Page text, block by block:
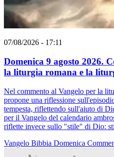
07/08/2026 - 17:11
Domenica 9 agosto 2026.
la liturgia romana e la
Nel commento al Vangelo per la
propone una riflessione
tempesta, riflettendo sull'aiuto di
per il Vangelo del calendario
riflette invece sullo "stile" di Dio:
Vangelo Bibbia Domenica